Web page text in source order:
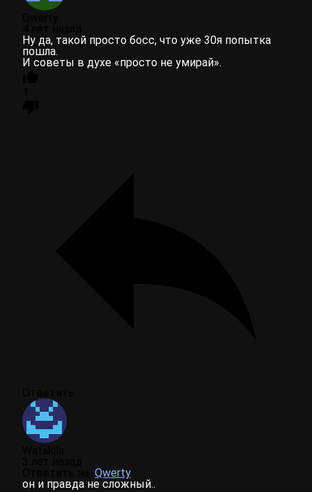
Ну да, такой просто босс, что уже 30я попытка
пошла.
И советы в духе «просто не умирай».
Qwerty
он и правда не сложный..